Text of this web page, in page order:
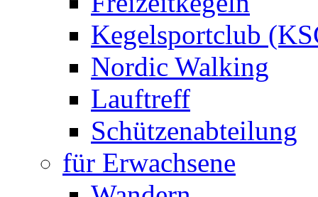
Kegelsportclub
Nordic Walking
Lauftreff
Schützenabteilung
für Erwachsene